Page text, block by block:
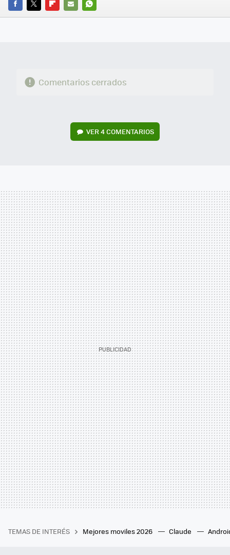
FACEBOOK
TWITTERFLIPBOARD
E-
WHATSAPP
Comentarios cerrados
VER4 COMENTARIOS
TEMAS DE INTERÉS Mejores moviles 2026 Claude